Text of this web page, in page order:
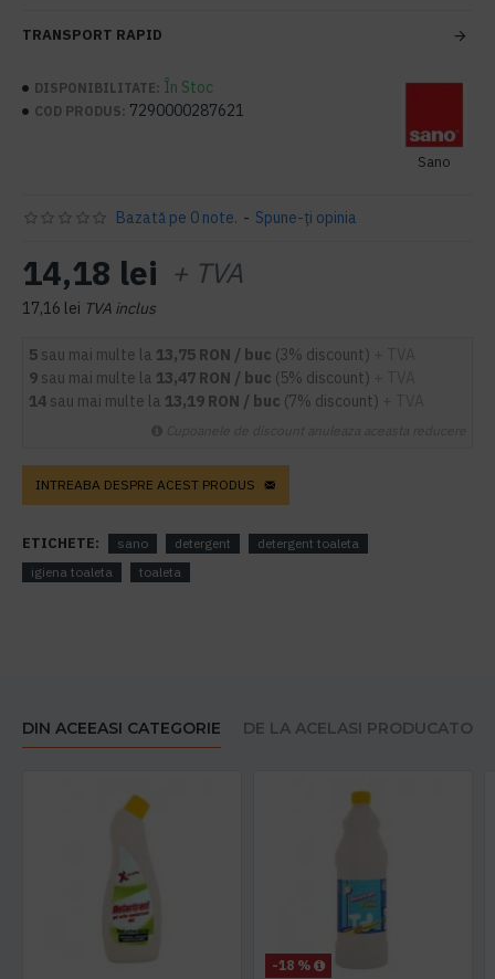
TRANSPORT RAPID
DISPONIBILITATE: În Stoc
COD PRODUS: 7290000287621
Sano
Bazată pe 0 note. - Spune-ţi opinia
14,18 lei + TVA
17,16 lei TVA inclus
5 sau mai multe la 13,75 RON / buc (3% discount)
9 sau mai multe la 13,47 RON / buc (5% discount)
14 sau mai multe la 13,19 RON / buc (7% discount)
INTREABA DESPRE ACEST PRODUS
ETICHETE: sano detergent
detergent toaleta
igiena toaleta
toaleta
DIN ACEEASI CATEGORIE DE LA ACELASI PRODUCATOR
-18 %